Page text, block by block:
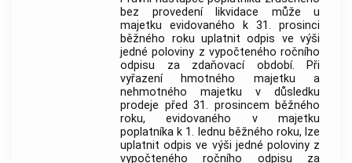
bez provedení likvidace může u
majetku evidovaného k 31. prosinci
běžného roku uplatnit odpis ve výši
jedné poloviny z vypočteného ročního
odpisu za zdaňovací období. Při
vyřazení hmotného majetku a
nehmotného majetku v důsledku
prodeje před 31. prosincem běžného
roku, evidovaného v majetku
poplatníka k 1. lednu běžného roku, lze
uplatnit odpis ve výši jedné poloviny z
vypočteného ročního odpisu za